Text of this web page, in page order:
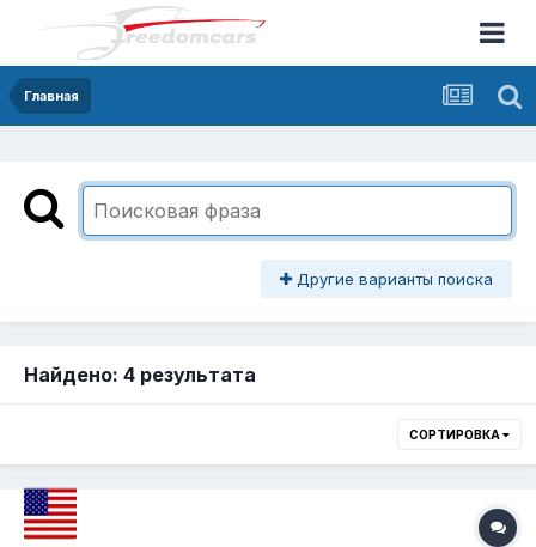
Главная
Другие варианты поиска
Найдено: 4 результата
СОРТИРОВКА